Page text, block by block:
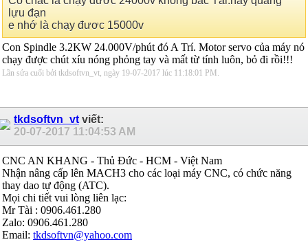
lựu đạn
e nhớ là chạy đươc 15000v
Con Spindle 3.2KW 24.000V/phút đó A Trí. Motor servo của máy nó
chạy được chút xíu nóng phỏng tay và mất từ tính luôn, bỏ đi rồi!!!
Lần sửa cuối bởi tkdsoftvn_vt, ngày 19-07-2017 lúc 11:18:01 PM.
tkdsoftvn_vt viết:
20-07-2017 11:04:53 AM
CNC AN KHANG - Thủ Đức - HCM - Việt Nam
Nhận nâng cấp lên MACH3 cho các loại máy CNC, có chức năng
thay dao tự động (ATC).
Mọi chi tiết vui lòng liên lạc:
Mr Tài : 0906.461.280
Zalo: 0906.461.280
Email: tkdsoftvn@yahoo.com